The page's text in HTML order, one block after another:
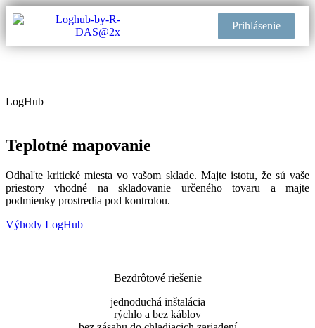
Prihlásenie
LogHub
Teplotné mapovanie
Odhaľte kritické miesta vo vašom sklade. Majte istotu, že sú vaše
priestory vhodné na skladovanie určeného tovaru a majte
podmienky prostredia pod kontrolou.
Výhody LogHub
Bezdrôtové riešenie
jednoduchá inštalácia
rýchlo a bez káblov